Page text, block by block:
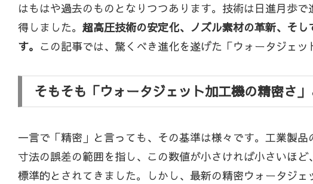
はもはや過去のものとなりつつあります。技術は日進月歩
得しました。超高圧技術の安定化、ノズル素材の革新、そ
す。 この記事では、驚くべき進化を遂げた「ウォータジェ
そもそも「ウォータジェット加工機の精密さ
一言で「精密」と言っても、その基準は様々です。工業製
寸法の誤差の範囲を指し、この数値が小さければ小さいほ
標準的とされてきました。しかし、最新の精密ウォータジ